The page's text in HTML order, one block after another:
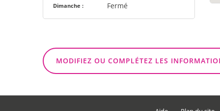
Dimanche : Fermé
MODIFIEZ OU COMPLÉTEZ LES